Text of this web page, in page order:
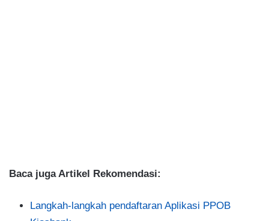
Baca juga Artikel Rekomendasi:
Langkah-langkah pendaftaran Aplikasi PPOB